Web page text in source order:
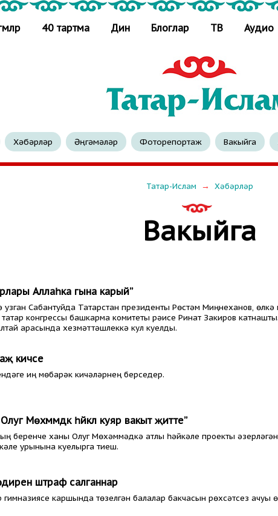
40 тартма Дин Блоглар ТВ Аудио
Хәбәрләр Әңгәмәләр Фоторепортаж Вакыйга
Татар-Ислам → Хәбәрләр
Вакыйга
Аллаһка гына карый”
Сабантуйда Татарстан президенты Рөстәм Миңнеханов, өлкә
конгрессы башкарма комитеты рәисе Ринат Закиров
арасында хезмәттәшлеккә кул куелды.
кичәсе
иң мөбарәк кичәләрнең берседер.
Мөхәммәдкә һәйкәл куяр вакыт җитте”
беренче ханы Олуг Мөхәммәдкә атлы һәйкәле проекты
урынына куелырга тиеш.
штраф салганнар
каршында төзелгән балалар бакчасын рөхсәтсез ачуы